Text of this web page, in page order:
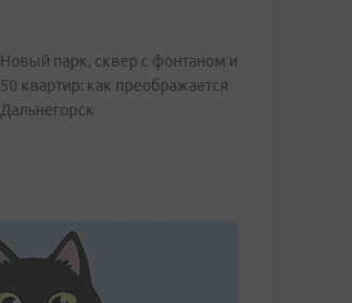
Новый парк, сквер с фонтаном и
50 квартир: как преображается
Дальнегорск